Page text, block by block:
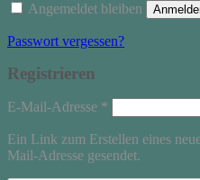
Angemeldet bleiben
Passwort vergessen?
Registrieren
E-Mail-Adresse *
Ein Link zum Erstellen eines
Mail-Adresse gesendet.